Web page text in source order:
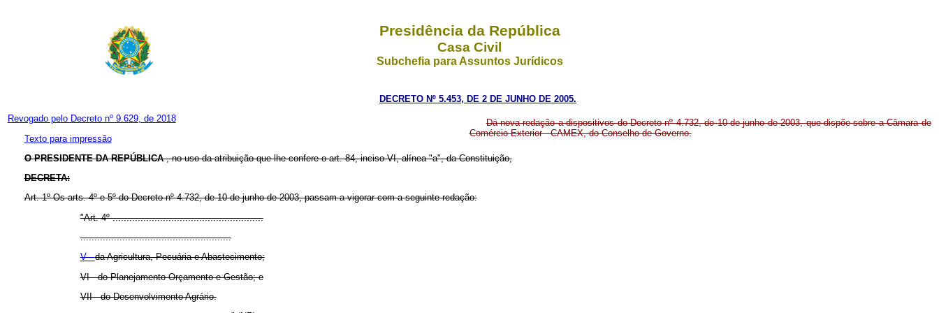
Presidência da República
Casa Civil
Subchefia para Assuntos Jurídicos
DECRETO Nº 5.453, DE 2 DE JUNHO DE 2005.
Revogado pelo Decreto nº 9.629, de 2018
Texto para impressão
Dá nova redação a dispositivos do Decreto nº 4.732, de 10 de junho de 2003, que dispõe sobre a Câmara de
Comércio Exterior - CAMEX, do Conselho de Governo.
O PRESIDENTE DA REPÚBLICA, no uso da atribuição que lhe confere o art. 84, inciso VI, alínea "a", da Constituição,
DECRETA:
Art. 1º Os arts. 4º e 5º do Decreto nº 4.732, de 10 de junho de 2003, passam a vigorar com a seguinte redação:
"Art. 4º ......................................................
......................................................
V -da Agricultura, Pecuária e Abastecimento;
VI - do Planejamento Orçamento e Gestão; e
VII - do Desenvolvimento Agrário.